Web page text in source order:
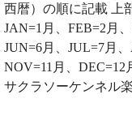
西暦）の順に記載 上
JAN=1月、FEB=2月
JUN=6月、JUL=7月
NOV=11月、DEC=12
サクラソーケンネル